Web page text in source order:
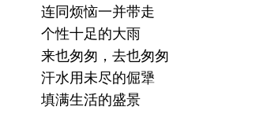
连同烦恼一并带走
个性十足的大雨
来也匆匆，去也匆匆
汗水用未尽的倔犟
填满生活的盛景